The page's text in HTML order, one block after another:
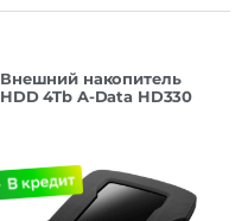
Внешний накопитель
HDD 4Tb A-Data HD330